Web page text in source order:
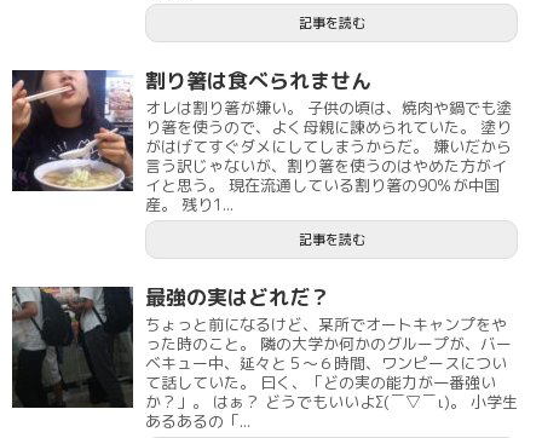
記事を読む
割り箸は食べられません
オレは割り箸が嫌い。 子供の頃は、焼肉や鍋でも塗
り箸を使うので、よく母親に諫められていた。 塗り
がはげてすぐダメにしてしまうからだ。 嫌いだから
言う訳じゃないが、割り箸を使うのはやめた方がイ
イと思う。 現在流通している割り箸の90％が中国
産。 残り1...
記事を読む
最強の実はどれだ？
ちょっと前になるけど、某所でオートキャンプをや
った時のこと。 隣の大学か何かのグループが、バー
ベキュー中、延々と５～６時間、ワンピースについ
て話していた。 曰く、「どの実の能力が一番強い
か？」。 はぁ？ どうでもいいよΣ(￣▽￣ι)。 小学生
あるあるの「...